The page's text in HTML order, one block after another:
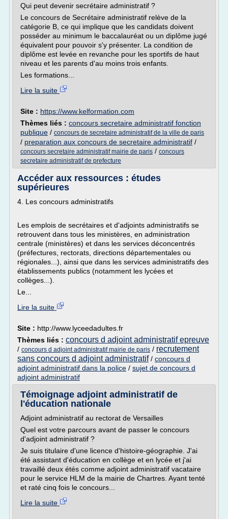
Qui peut devenir secrétaire administratif ?
Le concours de Secrétaire administratif relève de la
catégorie B, ce qui implique que les candidats doivent
posséder au minimum le baccalauréat ou un diplôme jugé
équivalent pour pouvoir s'y présenter. La condition de
diplôme est levée en revanche pour les sportifs de haut
niveau et les parents d'au moins trois enfants.
Les formations...
Lire la suite
Site : https://www.kelformation.com
Thèmes liés : concours secretaire administratif fonction
publique / concours de secretaire administratif de la ville de paris
/ preparation aux concours de secretaire administratif /
concours secretaire administratif mairie de paris / concours
secretaire administratif de prefecture
Accéder aux ressources : études
supérieures
4. Les concours administratifs
Les emplois de secrétaires et d'adjoints administratifs se
retrouvent dans tous les ministères, en administration
centrale (ministères) et dans les services déconcentrés
(préfectures, rectorats, directions départementales ou
régionales...), ainsi que dans les services administratifs des
établissements publics (notamment les lycées et
collèges...).
Le...
Lire la suite
Site : http://www.lyceedadultes.fr
Thèmes liés : concours d adjoint administratif epreuve
/ concours d adjoint administratif mairie de paris / recrutement
sans concours d adjoint administratif/ concours d
adjoint administratif dans la police / sujet de concours d
adjoint administratif
Témoignage adjoint administratif de
l'éducation nationale
Adjoint administratif au rectorat de Versailles
Quel est votre parcours avant de passer le concours
d'adjoint administratif ?
Je suis titulaire d'une licence d'histoire-géographie. J'ai
été assistant d'éducation en collège et en lycée et j'ai
travaillé deux étés comme adjoint administratif vacataire
pour le service HLM de la mairie de Chartres. Ayant tenté
et raté cinq fois le concours...
Lire la suite